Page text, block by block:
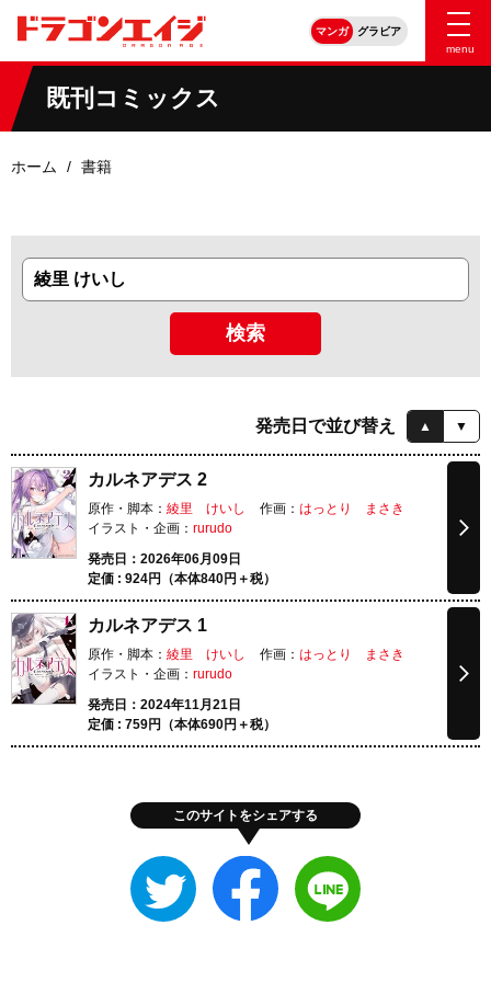
マンガ
グラビア
menu
既刊コミックス
ホーム 書籍
発売日で並び替え ▲ ▼
カルネアデス 2
原作・脚本：綾里 けいし 作画：はっとり まさき
イラスト・企画：rurudo
発売日：2026年06月09日
定価 :924円（本体840円＋税）
カルネアデス 1
原作・脚本：綾里 けいし 作画：はっとり まさき
イラスト・企画：rurudo
発売日：2024年11月21日
定価 :759円（本体690円＋税）
このサイトをシェアする
Twitter
で
Facebook
で
で